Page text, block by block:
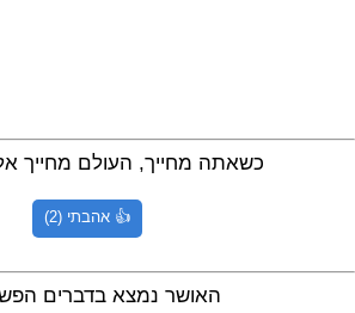
כשאתה מחייך, העולם מחייך
👍 אהבתי (2)
האושר נמצא בדברים